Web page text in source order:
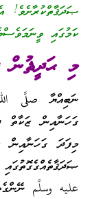
ޞަދަޤާތްކުރާށެވެ!
ކަމުގައި
މި ޙަދީޘުން
ނަބިއްޔާ صلَّى
ގަހަނާއިން ޒަކާތް
މިފަދަ ގަހަނާއިން
عليه وسلَّم